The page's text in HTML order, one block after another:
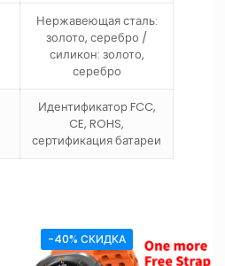
Нержавеющая сталь:
золото, серебро /
силикон: золото,
серебро
Идентификатор FCC,
CE, ROHS,
сертификация батареи
-40% СКИДКА